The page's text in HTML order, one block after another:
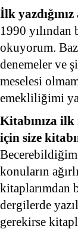
İlk
1990
okuyorum.
denemeler ve
meselesi
emekliliğimi
Kitabınıza ilk
için size
Becerebildiğim
konuların
kitaplarımdan
dergilerde
gerekirse